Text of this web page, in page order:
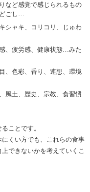
など感覚で感じられるもの
ごし…
シャキ、コリコリ、じゅわ
、疲労感、健康状態…みた
、色彩、香り、連想、環境
風土、歴史、宗教、食習慣
ことです。
くい方でも、これらの食事
できないかを考えていくこ